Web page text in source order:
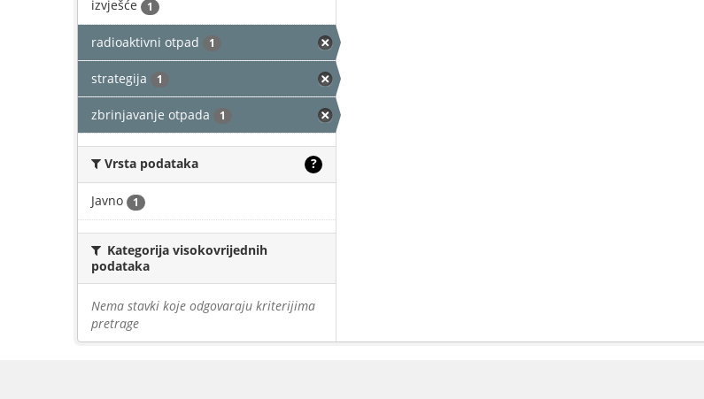
izvješće 1
radioaktivni otpad 1
strategija 1
zbrinjavanje otpada 1
Vrsta podataka ?
Javno 1
Kategorija visokovrijednih
podataka
Nema stavki koje odgovaraju kriterijima
pretrage